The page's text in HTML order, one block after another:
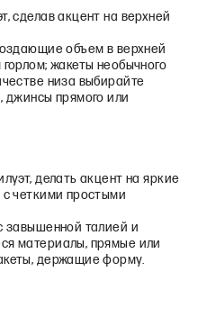
сделав акцент на верхней
объем в верхней
жакеты необычного
низа выбирайте
джинсы прямого или
делать акцент на яркие
четкими простыми
завышенной талией и
материалы, прямые или
держащие форму.